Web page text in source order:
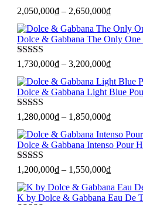
Được xếp
2,050,000₫ – 2,650,000₫
Dolce & Gabbana The Only One
Được xếp
1,730,000₫ – 3,200,000₫
Dolce & Gabbana Light Blue
Được xếp
1,280,000₫ – 1,850,000₫
Dolce & Gabbana Intenso Pour
Được xếp
1,200,000₫ – 1,550,000₫
K by Dolce & Gabbana Eau De